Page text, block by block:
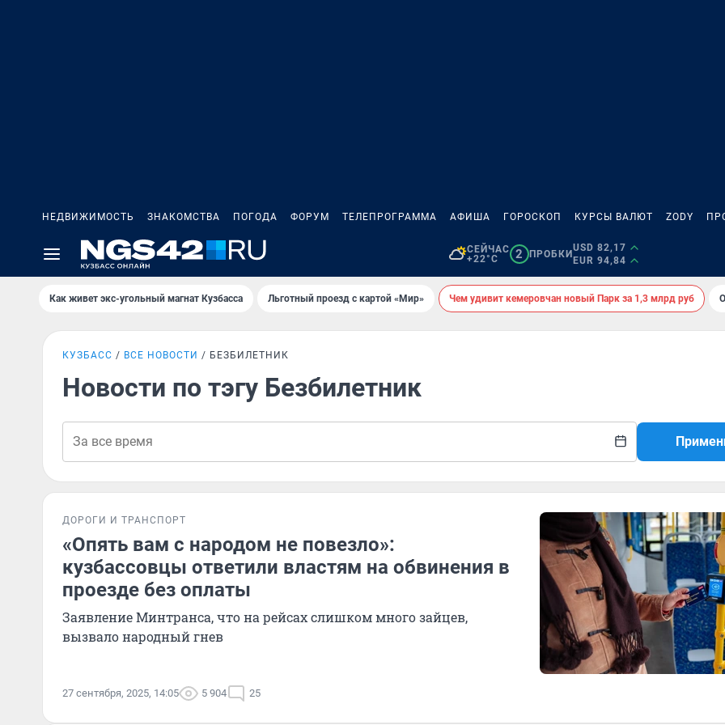
НЕДВИЖИМОСТЬ ЗНАКОМСТВА ПОГОДА ФОРУМ ТЕЛЕПРОГРАММА АФИША ГОРОСКОП КУРСЫ ВАЛЮТ ZODY
СЕЙЧАС
+22°C
2 ПРОБКИ
USD 82,17
EUR 94,84
Как живет экс-угольный магнат Кузбасса Льготный проезд с картой «Мир» Чем удивит кемеровчан новый Парк за 1,3 млрд руб
КУЗБАСС ВСЕ НОВОСТИ БЕЗБИЛЕТНИК
Новости по тэгу Безбилетник
ДОРОГИ И ТРАНСПОРТ
«Опять вам с народом не повезло»:
кузбассовцы ответили властям на обвинения в
проезде без оплаты
Заявление Минтранса, что на рейсах слишком много зайцев,
вызвало народный гнев
27 сентября, 2025, 14:05 5 904 25